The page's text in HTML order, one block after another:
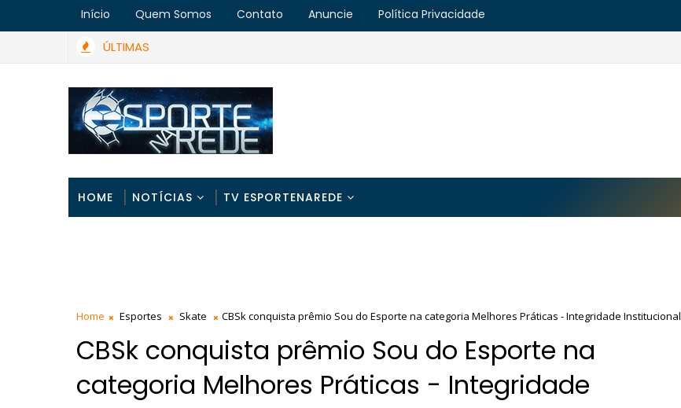
Início Quem Somos Contato Anuncie Política Privacidade
ÚLTIMAS
HOME NOTÍCIAS TV ESPORTENAREDE
Home Esportes Skate CBSk conquista prêmio Sou do Esporte na categoria Melhores Práticas - Integridade Institucional
CBSk conquista prêmio Sou do Esporte na
categoria Melhores Práticas - Integridade